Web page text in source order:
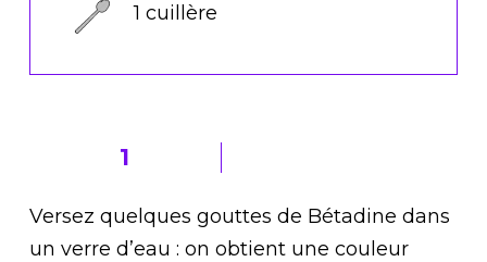
1 cuillère
1
Versez quelques gouttes de Bétadine dans
un verre d’eau : on obtient une couleur